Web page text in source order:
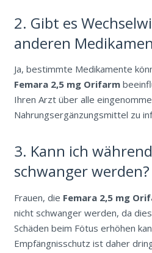
2. Gibt es
anderen
Ja, bestimmte Medikamente
Femara 2,5 mg Orifarm
Ihren Arzt über alle
Nahrungsergänzungsmittel zu
3. Kann ich
schwanger werden?
Frauen, die Femara 2,5 mg
nicht schwanger werden, da
Schäden beim Fötus erhöhen
Empfängnisschutz ist daher